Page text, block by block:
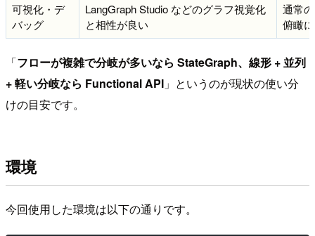
可視化・デ
バッグ
LangGraph Studio などのグラフ視覚化
と相性が良い
通常
俯瞰
「フローが複雑で分岐が多いなら StateGraph、線形 + 並列
+ 軽い分岐なら Functional API 」というのが現状の使い分
けの目安です。
環境
今回使用した環境は以下の通りです。